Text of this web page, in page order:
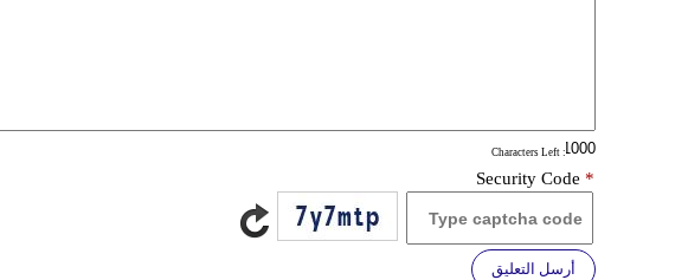
: Characters Left
Security Code *
أرسل التعليق